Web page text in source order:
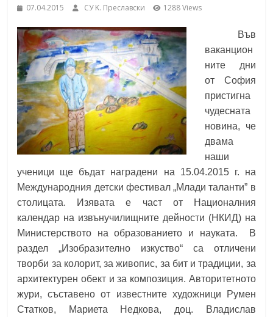
under the Erasmus+ Programme in
Malaga, Spain
School,
Burgas
Средно
училище
"Епископ
Константин
Преславски"
Бургас
07.04.2015 СУ K. Преславски 1288 Views
Във
ваканцион
ните дни
от София
пристигна
чудесната
новина, че
двама
наши
ученици ще бъдат наградени на 15.04.2015 г. на
Международния детски фестивал „Млади таланти” в
столицата. Изявата е част от Националния
календар на извънучилищните дейности (НКИД) на
Министерството на образованието и науката. В
раздел „Изобразително изкуство“ са отличени
творби за колорит, за живопис, за бит и традиции, за
архитектурен обект и за композиция. Авторитетното
жури, съставено от известните художници Румен
Статков, Мариета Недкова, доц. Владислав